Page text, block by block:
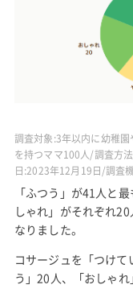
調査対象:3年以内に幼稚
を持つママ100人/調査方
日:2023年12月19日/調査
「ふつう」が41人と
しゃれ」がそれぞれ
なりました。
コサージュを「つけ
う」20人、「おしゃ